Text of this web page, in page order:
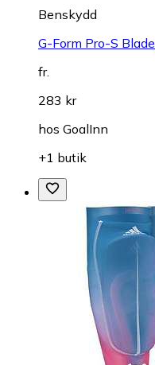
Benskydd
G-Form Pro-S Blade
fr.
283 kr
hos GoalInn
+1 butik